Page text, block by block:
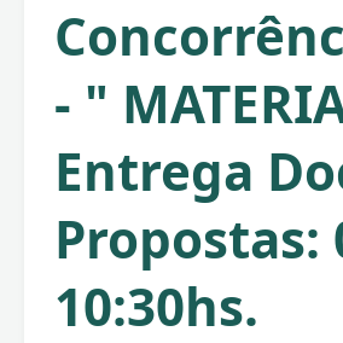
- "
Entrega
Propostas:
10:30hs.